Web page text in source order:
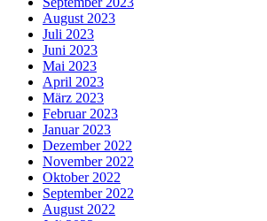
August 2023
Juli 2023
Juni 2023
Mai 2023
April 2023
März 2023
Februar 2023
Januar 2023
Dezember 2022
November 2022
Oktober 2022
September 2022
August 2022